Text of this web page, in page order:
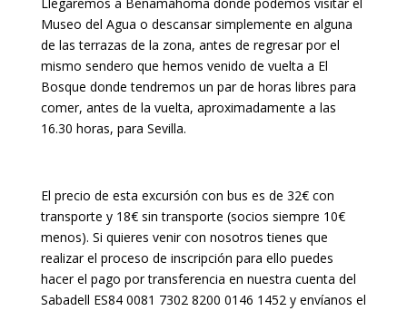
Museo del Agua o descansar simplemente en alguna
de las terrazas de la zona, antes de regresar por el
mismo sendero que hemos venido de vuelta a El
Bosque donde tendremos un par de horas libres para
comer, antes de la vuelta, aproximadamente a las
16.30 horas, para Sevilla.
El precio de esta excursión con bus es de 32€ con
transporte y 18€ sin transporte (socios siempre 10€
menos). Si quieres venir con nosotros tienes que
realizar el proceso de inscripción para ello puedes
hacer el pago por transferencia en nuestra cuenta del
Sabadell ES84 0081 7302 8200 0146 1452 y envíanos el